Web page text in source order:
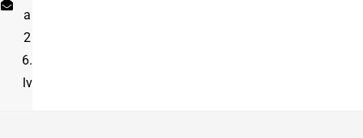
a
2
6.
lv